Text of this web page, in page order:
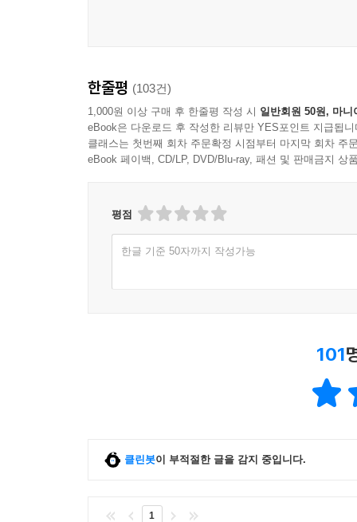
한줄평 (103건)
1,000원 이상 구매 후 한줄평 작성 시 일반회원 50원, 마니
eBook은 다운로드 후 작성한 리뷰만 YES포인트 지급됩니
클래스는 첫번째 회차 주문확정 시점부터 마지막 회차 주
eBook 페이백, CD/LP, DVD/Blu-ray, 패션 및 판매금지 상
평점
한글 기준 50자까지 작성가능
101
클린봇이 부적절한 글을 감지 중입니다.
1